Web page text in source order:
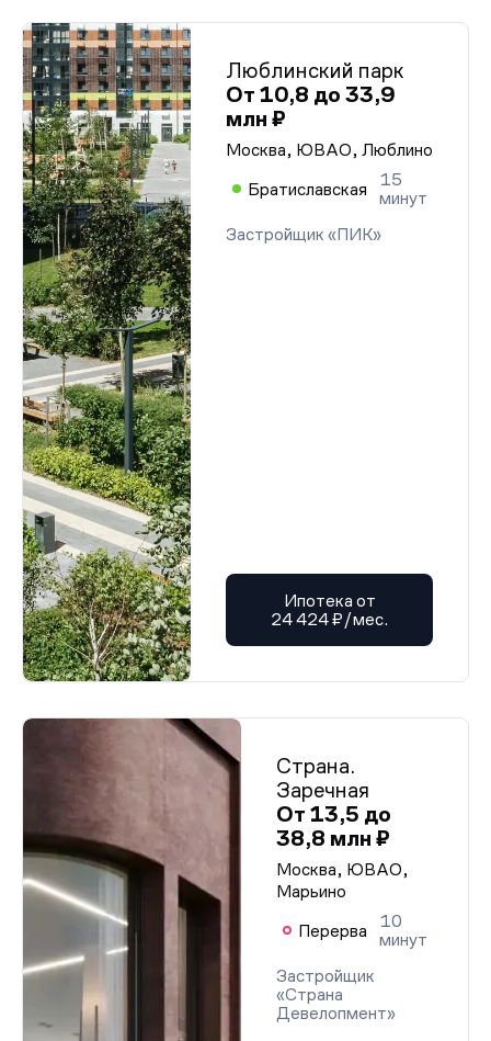
Люблинский парк
От 10,8 до 33,9
млн ₽
Москва, ЮВАО, Люблино
Братиславская
15
минут
Застройщик «ПИК»
Ипотека от
24 424 ₽/мес.
Страна.
Заречная
От 13,5 до
38,8 млн ₽
Москва, ЮВАО,
Марьино
Перерва
10
минут
Застройщик
«Страна
Девелопмент»